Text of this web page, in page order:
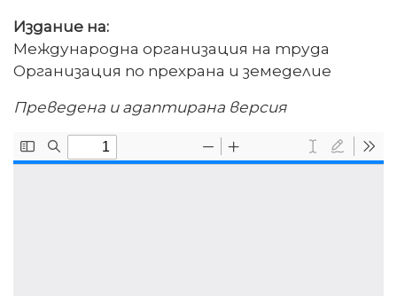
Издание на:
Международна организация на труда
Организация по прехрана и земеделие
Преведена и адаптирана версия